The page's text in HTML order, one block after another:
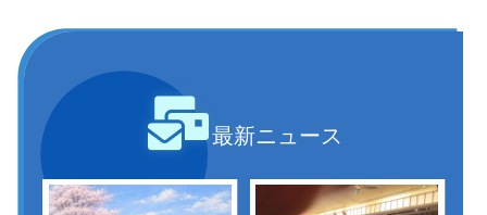
最新ニュース